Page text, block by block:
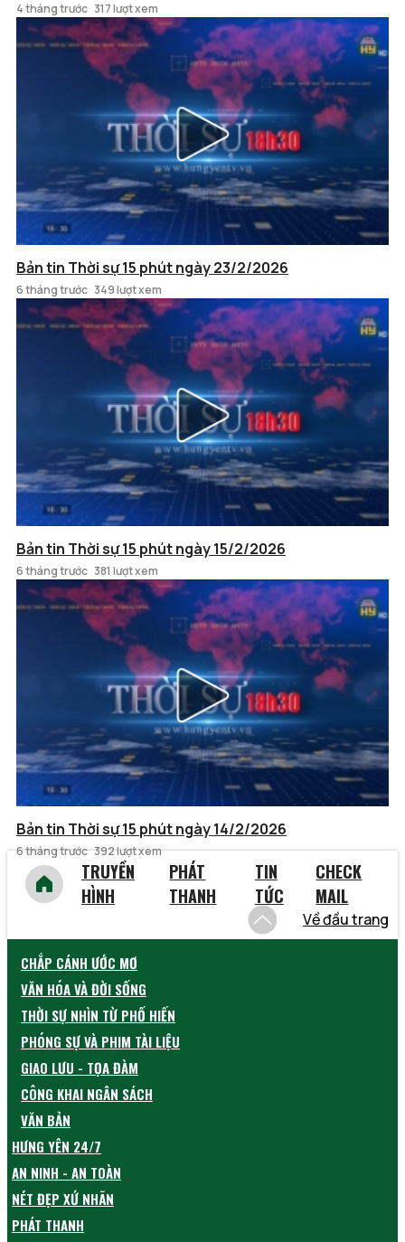
4 tháng trước 317 lượt xem
Bản tin Thời sự 15 phút ngày 23/2/2026
6 tháng trước 349 lượt xem
Bản tin Thời sự 15 phút ngày 15/2/2026
6 tháng trước 381 lượt xem
Bản tin Thời sự 15 phút ngày 14/2/2026
6 tháng trước 392 lượt xem
TRUYỀN
HÌNH
PHÁT
THANH
TIN
TỨC
CHECK
MAIL
Về đầu trang
CHẮP CÁNH ƯỚC MƠ
VĂN HÓA VÀ ĐỜI SỐNG
THỜI SỰ NHÌN TỪ PHỐ HIẾN
PHÓNG SỰ VÀ PHIM TÀI LIỆU
GIAO LƯU - TỌA ĐÀM
CÔNG KHAI NGÂN SÁCH
VĂN BẢN
HƯNG YÊN 24/7
AN NINH - AN TOÀN
NÉT ĐẸP XỨ NHÃN
PHÁT THANH